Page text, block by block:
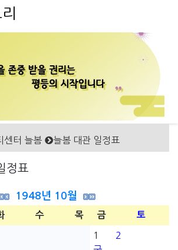
센터 늘봄 늘봄 대관 일정표
정표
1948년 10월
수 목 금 토
1
2